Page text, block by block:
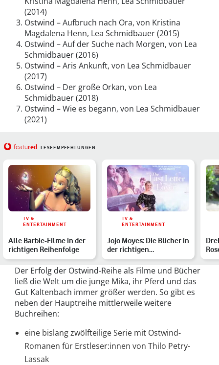
(2014)
Ostwind – Aufbruch nach Ora, von Kristina
Magdalena Henn, Lea Schmidbauer (2015)
Ostwind – Auf der Suche nach Morgen, von Lea
Schmidbauer (2016)
Ostwind – Aris Ankunft, von Lea Schmidbauer
(2017)
Ostwind – Der große Orkan, von Lea
Schmidbauer (2018)
Ostwind – Wie es begann, von Lea Schmidbauer
(2021)
featured LESEEMPFEHLUNGEN
TV &
ENTERTAINMENT
Alle Barbie-Filme in der
richtigen Reihenfolge
TV &
ENTERTAINMENT
Jojo Moyes: Die Bücher in
der richtigen
Reihenfolge
Der Erfolg der Ostwind-Reihe als Filme und Bücher
ließ die Welt um die junge Mika, ihr Pferd und das
Gut Kaltenbach immer größer werden. So gibt es
neben der Hauptreihe mittlerweile weitere
Buchreihen:
eine bislang zwölfteilige Serie mit Ostwind-
Romanen für Erstleser:innen von Thilo Petry-
Lassak